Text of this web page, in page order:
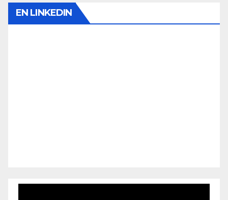
EN LINKEDIN